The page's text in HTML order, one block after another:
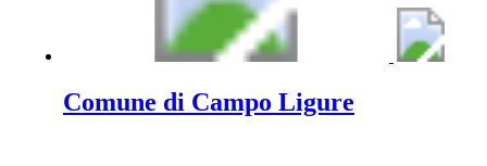
Comune di Campo Ligure